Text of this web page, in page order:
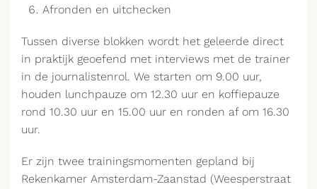
Afronden en uitchecken
Tussen diverse blokken wordt het geleerde direct
in praktijk geoefend met interviews met de trainer
in de journalistenrol. We starten om 9.00 uur,
houden lunchpauze om 12.30 uur en koffiepauze
rond 10.30 uur en 15.00 uur en ronden af om 16.30
uur.
Er zijn twee trainingsmomenten gepland bij
Rekenkamer Amsterdam-Zaanstad (Weesperstraat